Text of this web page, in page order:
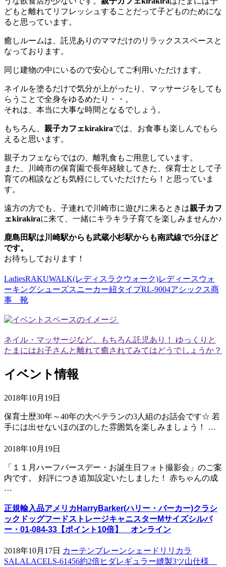
どもと離れてリフレッシュすることだって子どものためにな
ると思っています。
癒しルームは、託児ありのママだけのリラックススペースと
なっております。
同じ建物の中にいるので安心してご利用いただけます。
ネイルを塗るだけで気分が上がったり、マッサージをしても
らうことで全身をゆるめたり・・。
それは、本当に大事な時間となるでしょう。
もちろん、 親子カフェkirakiraでは、お食事も楽しんでもら
えると思います。
親子カフェならではの、離乳食もご用意しています。
また、川崎市の保育園で長年経験してきた、保育士として子
育ての相談なども気軽にしていただけたら！と思っていま
す。
遠方の方でも、子連れで川崎市に遊びに来るときは親子カフ
ェkirakiraに来て、一緒にキラキラ子育てを楽しみませんか♪
鹿島田駅は川崎駅からも武蔵小杉駅からも南武線で5分ほど
です。
お待ちしております！
LadiesRAKUWALK(レディスラクウォーク)レディースウォ
ーキングシューズスニーカー紐タイプRL-9004アシックス商
事 靴
ネイル・マッサージなど、もちろん託児あり！ ゆっくりと
たまにはお子さんと離れて癒されてみてはどうでしょうか？
イベント情報
2018年10月19日
保育士歴30年～40年の大ベテランの3人組のお話会です☆ 若
手には出せないほのぼのした雰囲気を楽しみましょう！ …
2018年10月19日
「１１月ハーフバースデー・お誕生日フォト撮影会」のご案
内です。 好評につき追加設定いたしました！ 赤ちゃんの成
…
正規輸入品アメリカHarryBarker(ハリー・バーカー)クラシ
ックドッグフードストレージキャニスターMサイズシルバ
ー・01-084-33【ポイント10倍】 オンライン
2018年10月17日 カーテンプレーンシェードリリカラ
SALALACELS-61456約2倍ヒダレギュラー縫製3ツ山仕様